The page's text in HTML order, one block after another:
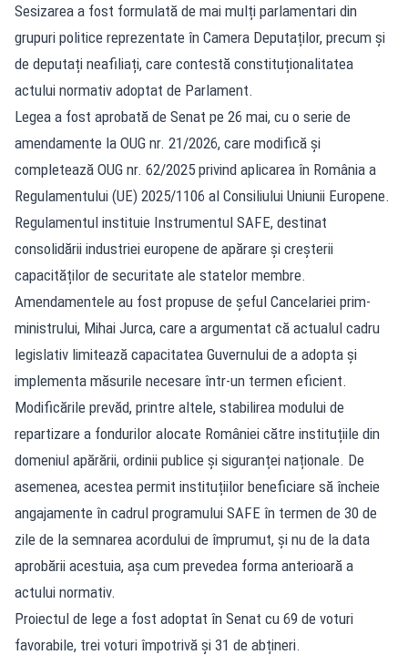
Sesizarea a fost formulată de mai mulți parlamentari din
grupuri politice reprezentate în Camera Deputaților, precum și
de deputați neafiliați, care contestă constituționalitatea
actului normativ adoptat de Parlament.
Legea a fost aprobată de Senat pe 26 mai, cu o serie de
amendamente la OUG nr. 21/2026, care modifică și
completează OUG nr. 62/2025 privind aplicarea în România a
Regulamentului (UE) 2025/1106 al Consiliului Uniunii Europene.
Regulamentul instituie Instrumentul SAFE, destinat
consolidării industriei europene de apărare și creșterii
capacităților de securitate ale statelor membre.
Amendamentele au fost propuse de șeful Cancelariei prim-
ministrului, Mihai Jurca, care a argumentat că actualul cadru
legislativ limitează capacitatea Guvernului de a adopta și
implementa măsurile necesare într-un termen eficient.
Modificările prevăd, printre altele, stabilirea modului de
repartizare a fondurilor alocate României către instituțiile din
domeniul apărării, ordinii publice și siguranței naționale. De
asemenea, acestea permit instituțiilor beneficiare să încheie
angajamente în cadrul programului SAFE în termen de 30 de
zile de la semnarea acordului de împrumut, și nu de la data
aprobării acestuia, așa cum prevedea forma anterioară a
actului normativ.
Proiectul de lege a fost adoptat în Senat cu 69 de voturi
favorabile, trei voturi împotrivă și 31 de abțineri.